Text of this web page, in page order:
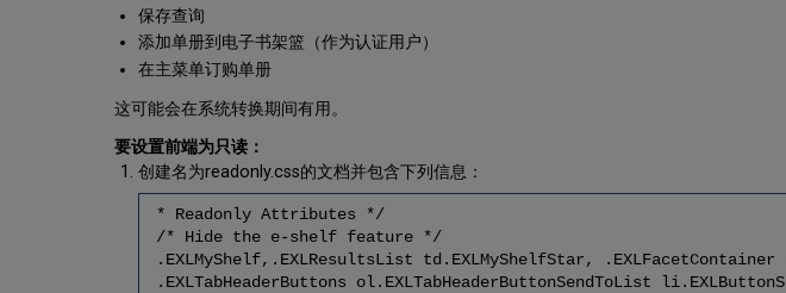
保存查询
添加单册到电子书架篮（作为认证用户）
在主菜单订购单册
这可能会在系统转换期间有用。
要设置前端为只读：
创建名为readonly.css的文档并包含下列信息：
* Readonly Attributes */
/* Hide the e-shelf feature */
.EXLMyShelf,.EXLResultsList td.EXLMyShelfStar,
.EXLTabHeaderButtons ol.EXLTabHeaderButtonSendToList